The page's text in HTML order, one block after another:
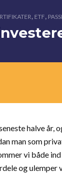
, ETF,
halve år,
man som
vi både ind
og